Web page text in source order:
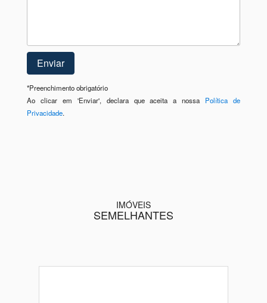
*Preenchimento obrigatório
Ao clicar em 'Enviar', declara que aceita a nossa Política de
Privacidade.
IMÓVEIS
SEMELHANTES